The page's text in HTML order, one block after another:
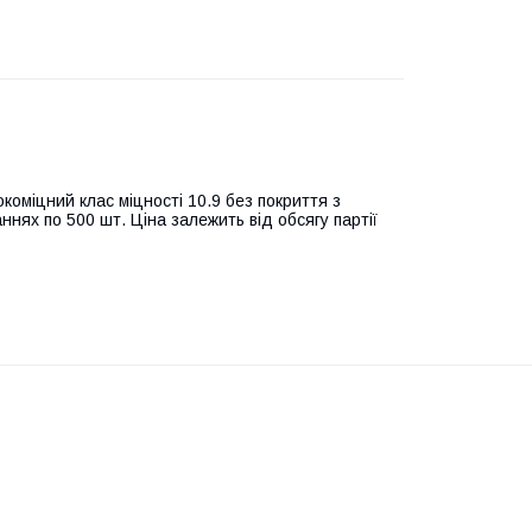
клас міцності 10.9 без покриття з
по 500 шт. Ціна залежить від обсягу партії